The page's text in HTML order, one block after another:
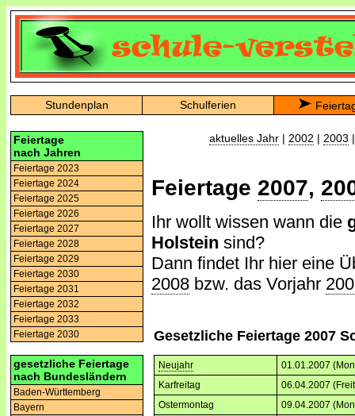
Stundenplan Schulferien
Feiertage
nach Jahren
Feiertage 2023
Feiertage 2024
Feiertage 2025
Feiertage 2026
Feiertage 2027
Feiertage 2028
Feiertage 2029
Feiertage 2030
Feiertage 2031
Feiertage 2032
Feiertage 2033
Feiertage 2030
gesetzliche Feiertage
nach Bundesländern
Baden-Württemberg
Bayern
aktuelles Jahr | 2002 | 2003
Feiertage 2007,
Ihr wollt wissen wann die
Holstein sind?
Dann findet Ihr hier eine
2008 bzw. das Vorjahr
Gesetzliche Feiertage 2007
Neujahr
01.01.2007
Karfreitag
06.04.2007
Ostermontag
09.04.2007